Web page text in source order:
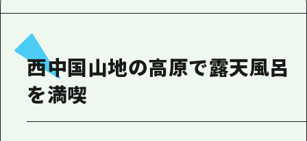
2泊3日
広島県を訪れる外国人旅行者向け情報一
ユニバーサルツーリズム
広島県の魅力を動画でご紹介！
西中国山地の高原で露天風呂
を満喫